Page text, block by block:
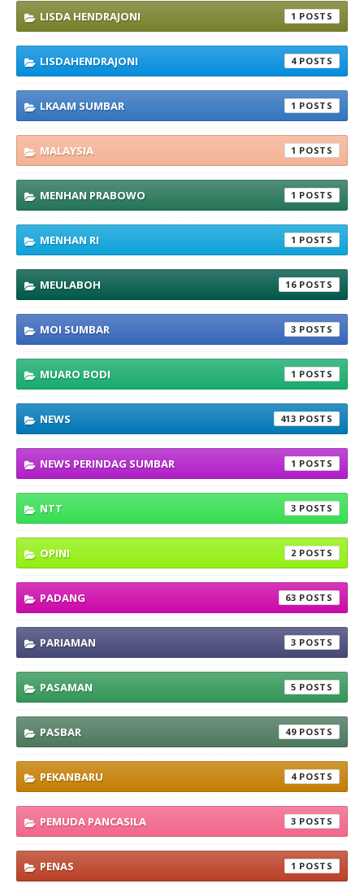
LISDA HENDRAJONI 1
LISDAHENDRAJONI 4
LKAAM SUMBAR 1
MALAYSIA 1
MENHAN PRABOWO 1
MENHAN RI 1
MEULABOH 16
MOI SUMBAR 3
MUARO BODI 1
NEWS 413
NEWS PERINDAG SUMBAR 1
NTT 3
OPINI 2
PADANG 63
PARIAMAN 3
PASAMAN 5
PASBAR 49
PEKANBARU 4
PEMUDA PANCASILA 3
PENAS 1